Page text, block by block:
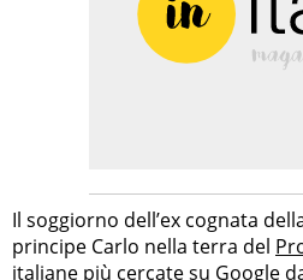
Il soggiorno dell’ex cognata
principe Carlo nella terra del
italiane più cercate su Google